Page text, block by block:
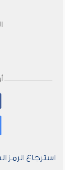
استرجاع الرمز